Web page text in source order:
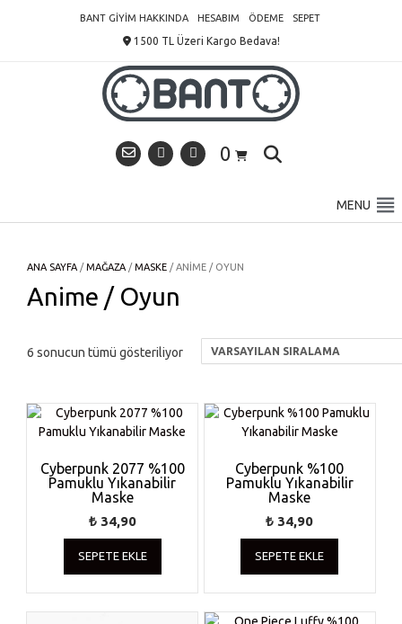
BANT GIYIM HAKKINDA HESABIM ÖDEME SEPET
1500 TL Üzeri Kargo Bedava!
0
MENU
ANA SAYFA /MAĞAZA /MASKE / ANIME / OYUN
Anime / Oyun
6 sonucun tümü gösteriliyor
Cyberpunk 2077 %100
Pamuklu Yıkanabilir
Maske
₺34,90
SEPETE EKLE
Cyberpunk %100
Pamuklu Yıkanabilir
Maske
₺ 34,90
SEPETE EKLE